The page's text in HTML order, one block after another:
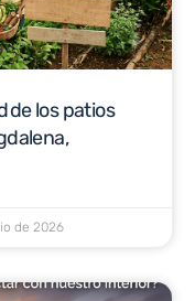
de los patios
de 2026